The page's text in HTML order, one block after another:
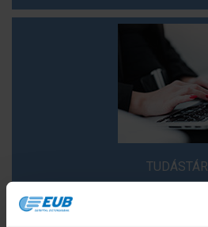
TUDÁSTÁR